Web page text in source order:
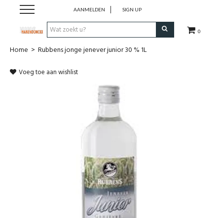
0
AANMELDEN SIGN UP
Wijnen
Alcoholvrije dranken
Home > Rubbens jonge jenever junior 30 % 1L
Voeg toe aan wishlist